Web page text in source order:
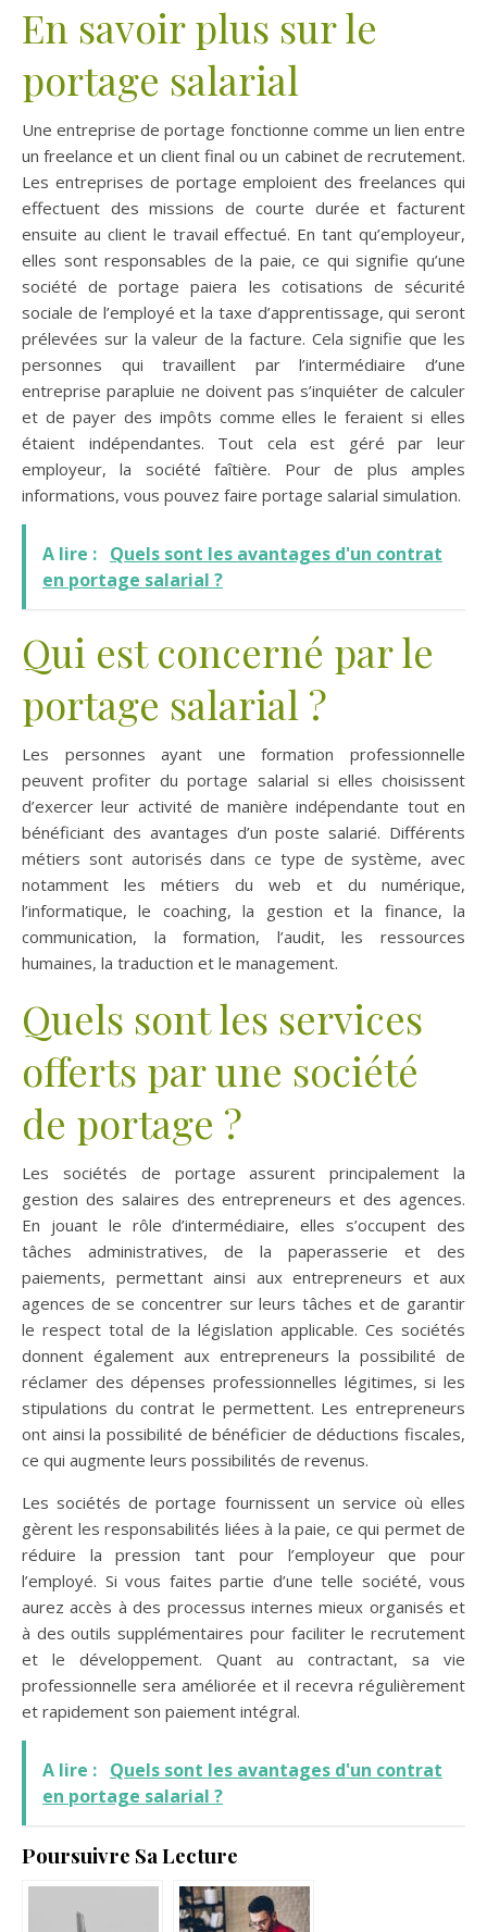
En savoir plus sur le
portage salarial
Une entreprise de portage fonctionne comme un lien entre
un freelance et un client final ou un cabinet de recrutement.
Les entreprises de portage emploient des freelances qui
effectuent des missions de courte durée et facturent
ensuite au client le travail effectué. En tant qu’employeur,
elles sont responsables de la paie, ce qui signifie qu’une
société de portage paiera les cotisations de sécurité
sociale de l’employé et la taxe d’apprentissage, qui seront
prélevées sur la valeur de la facture. Cela signifie que les
personnes qui travaillent par l’intermédiaire d’une
entreprise parapluie ne doivent pas s’inquiéter de calculer
et de payer des impôts comme elles le feraient si elles
étaient indépendantes. Tout cela est géré par leur
employeur, la société faîtière. Pour de plus amples
informations, vous pouvez faire portage salarial simulation.
A lire : Quels sont les avantages d'un contrat
en portage salarial ?
Qui est concerné par le
portage salarial ?
Les personnes ayant une formation professionnelle
peuvent profiter du portage salarial si elles choisissent
d’exercer leur activité de manière indépendante tout en
bénéficiant des avantages d’un poste salarié. Différents
métiers sont autorisés dans ce type de système, avec
notamment les métiers du web et du numérique,
l’informatique, le coaching, la gestion et la finance, la
communication, la formation, l’audit, les ressources
humaines, la traduction et le management.
Quels sont les services
offerts par une société
de portage ?
Les sociétés de portage assurent principalement la
gestion des salaires des entrepreneurs et des agences.
En jouant le rôle d’intermédiaire, elles s’occupent des
tâches administratives, de la paperasserie et des
paiements, permettant ainsi aux entrepreneurs et aux
agences de se concentrer sur leurs tâches et de garantir
le respect total de la législation applicable. Ces sociétés
donnent également aux entrepreneurs la possibilité de
réclamer des dépenses professionnelles légitimes, si les
stipulations du contrat le permettent. Les entrepreneurs
ont ainsi la possibilité de bénéficier de déductions fiscales,
ce qui augmente leurs possibilités de revenus.
Les sociétés de portage fournissent un service où elles
gèrent les responsabilités liées à la paie, ce qui permet de
réduire la pression tant pour l’employeur que pour
l’employé. Si vous faites partie d’une telle société, vous
aurez accès à des processus internes mieux organisés et
à des outils supplémentaires pour faciliter le recrutement
et le développement. Quant au contractant, sa vie
professionnelle sera améliorée et il recevra régulièrement
et rapidement son paiement intégral.
A lire : Quels sont les avantages d'un contrat
en portage salarial ?
Poursuivre Sa Lecture